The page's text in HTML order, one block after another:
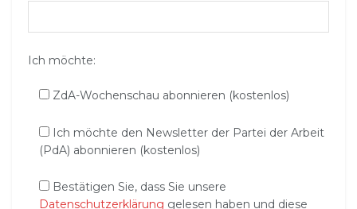
Ich möchte:
ZdA-Wochenschau abonnieren (kostenlos)
Ich möchte den Newsletter der Partei der Arbeit
(PdA) abonnieren (kostenlos)
Bestätigen Sie, dass Sie unsere
Datenschutzerklärung gelesen haben und diese